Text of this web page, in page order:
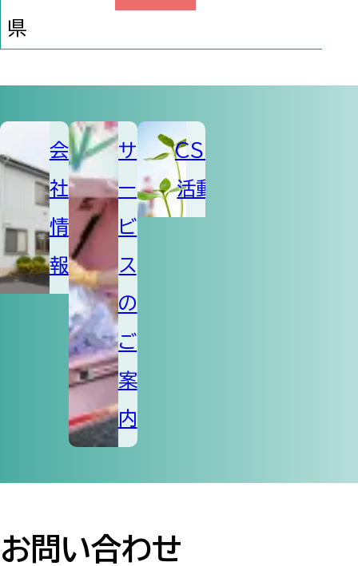
県
会
社
情
報
サ
ー
ビ
ス
の
ご
案
内
CSR
活動
お問い合わせ